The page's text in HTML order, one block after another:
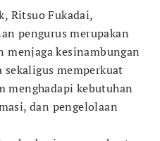
Ritsuo Fukadai,
pengurus merupakan
menjaga kesinambungan
memperkuat
menghadapi kebutuhan
dan pengelolaan